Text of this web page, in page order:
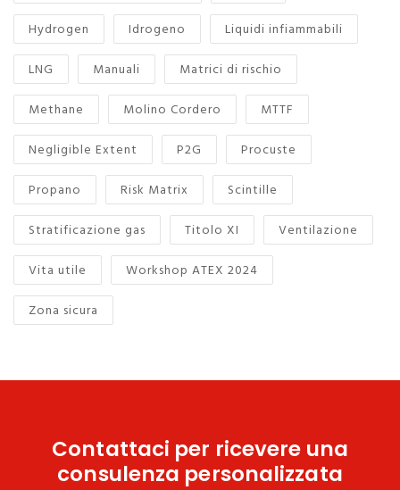
Hydrogen
Idrogeno
Liquidi infiammabili
LNG
Manuali
Matrici di rischio
Methane
Molino Cordero
MTTF
Negligible Extent
P2G
Procuste
Propano
Risk Matrix
Scintille
Stratificazione gas
Titolo XI
Ventilazione
Vita utile
Workshop ATEX 2024
Zona sicura
Contattaci per ricevere una
consulenza personalizzata